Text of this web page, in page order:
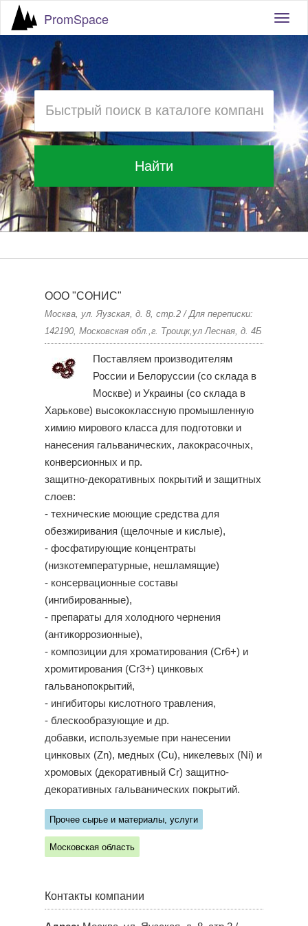
PromSpace
Найти
ООО "СОНИС"
Москва, ул. Яузская, д. 8, стр.2 / Для переписки:
142190, Московская обл.,г. Троицк,ул Лесная, д. 4Б
Поставляем производителям
России и Белоруссии (со склада в
Москве) и Украины (со склада в
Харькове) высококлассную промышленную
химию мирового класса для подготовки и
нанесения гальванических, лакокрасочных,
конверсионных и пр.
защитно-декоративных покрытий и защитных
слоев:
- технические моющие средства для
обезжиривания (щелочные и кислые),
- фосфатирующие концентраты
(низкотемпературные, нешламящие)
- консервационные составы
(ингибированные),
- препараты для холодного чернения
(антикоррозионные),
- композиции для хроматирования (Cr6+) и
хромитирования (Cr3+) цинковых
гальванопокрытий,
- ингибиторы кислотного травления,
- блескообразующие и др.
добавки, используемые при нанесении
цинковых (Zn), медных (Cu), никелевых (Ni) и
хромовых (декоративный Cr) защитно-
декоративных гальванических покрытий.
Прочее сырье и материалы, услуги
Московская область
Контакты компании